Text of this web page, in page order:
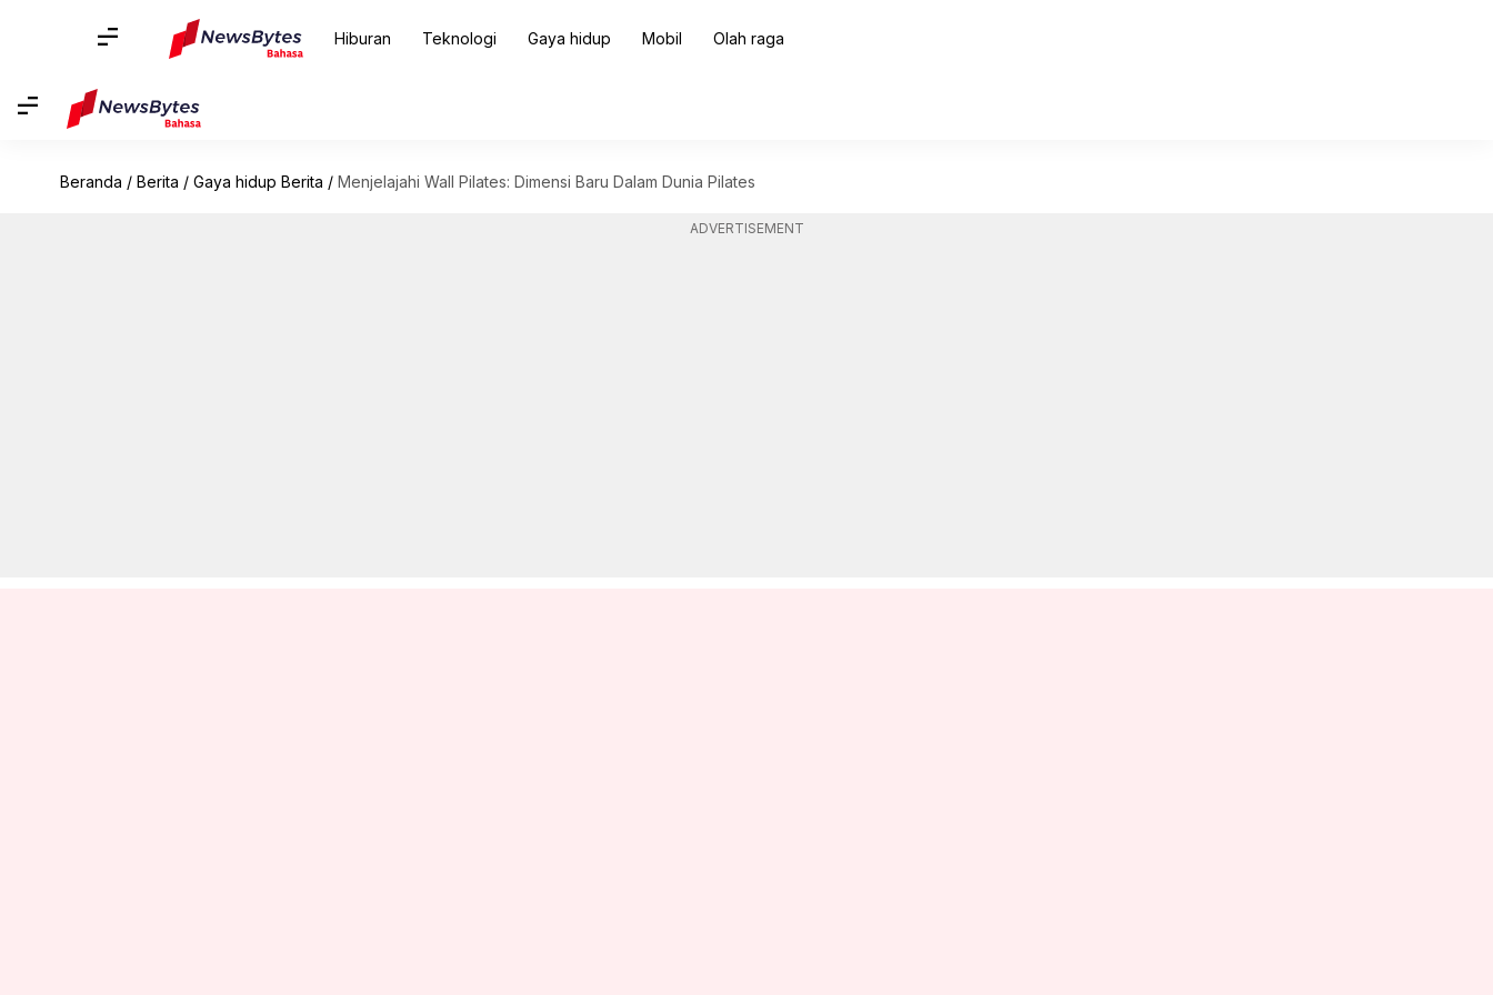
Hiburan Teknologi Gaya hidup Mobil Olah raga
Beranda / Berita / Gaya hidup Berita / Menjelajahi Wall Pilates: Dimensi Baru Dalam Dunia Pilates
ADVERTISEMENT